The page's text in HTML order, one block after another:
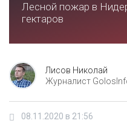
Лесной пожар в
гектаров
Лисов Николай
Журналист
08.11.2020 в 21:56